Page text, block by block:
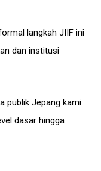
langkah JIIF ini
dan institusi
publik Jepang kami
dasar hingga